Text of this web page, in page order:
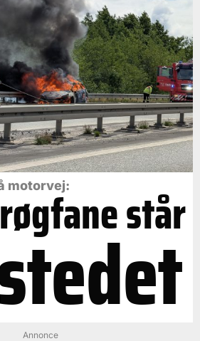
motorvej: står
Annonce